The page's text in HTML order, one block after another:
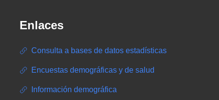
Enlaces
Consulta a bases de datos estadísticas
Encuestas demográficas y de salud
Información demográfica